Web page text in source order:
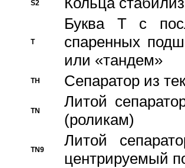
S2
T
Буква T с
спаренных
или «тандем»
TH Сепаратор из
TN
Литой
(роликам)
TN9
Литой
центрируемый